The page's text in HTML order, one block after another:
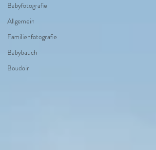
Babyfotografie
Allgemein
Familienfotografie
Babybauch
Boudoir